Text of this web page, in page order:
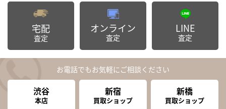
宅配
査定
オンライン
査定
LINE
査定
お電話でもお気軽にご相談ください
渋谷
本店
新宿
買取ショップ
新橋
買取ショップ